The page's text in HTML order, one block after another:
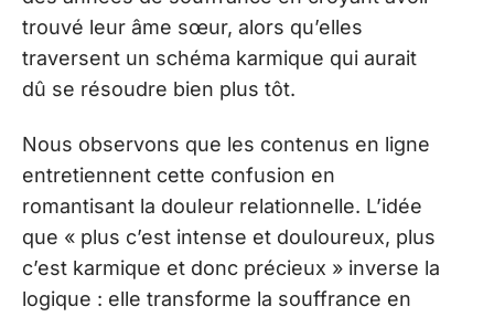
trouvé leur âme sœur, alors qu’elles
traversent un schéma karmique qui aurait
dû se résoudre bien plus tôt.
Nous observons que les contenus en ligne
entretiennent cette confusion en
romantisant la douleur relationnelle. L’idée
que « plus c’est intense et douloureux, plus
c’est karmique et donc précieux » inverse la
logique : elle transforme la souffrance en